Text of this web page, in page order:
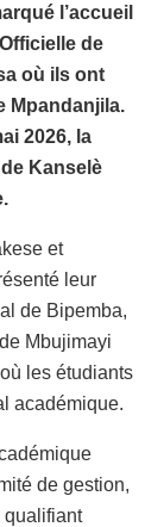
l’accueil
de
où ils ont
Mpandanjila.
2026, la
Kanselè
et
leur
de Bipemba,
Mbujimayi
les étudiants
académique.
de gestion,
qualifiant